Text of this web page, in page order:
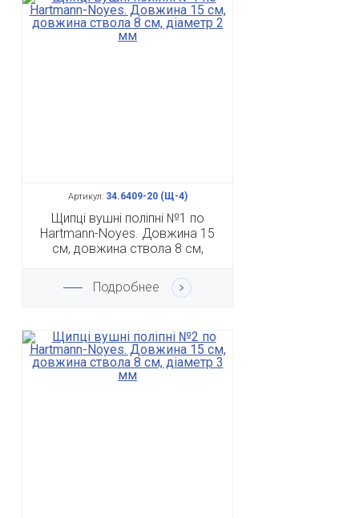
Артикул:34.6409-20 (Щ-4)
Щипці вушні поліпні №1 по
Hartmann-Noyes. Довжина 15
см, довжина ствола 8 см,
Подробнее